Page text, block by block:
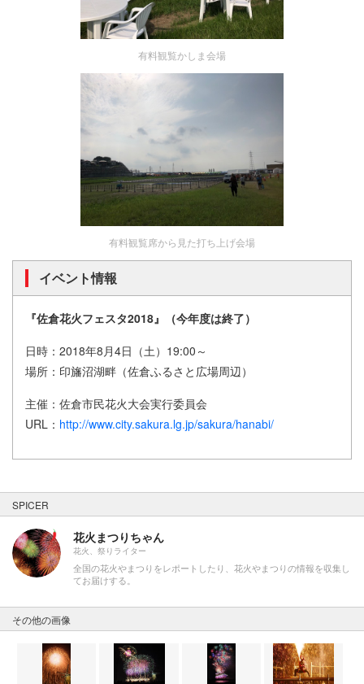
有料観覧かしま会場
有料観覧席から見た打ち上げ会場
イベント情報
『佐倉花火フェスタ2018』（今年度は終了）
日時：2018年8月4日（土）19:00～
場所：印旛沼湖畔（佐倉ふるさと広場周辺）
主催：佐倉市民花火大会実行委員会
URL： http://www.city.sakura.lg.jp/sakura/hanabi/
SPICER
花火まつりちゃん
花火、祭りライター
全国の花火やまつりをレポートしたり、花火やまつりの情報を収集し
てお届けする。
その他の画像